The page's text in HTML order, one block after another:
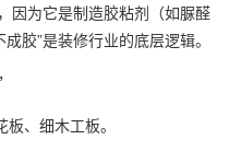
为它是制造胶粘剂（如脲醛
胶”是装修行业的底层逻辑。
、细木工板。